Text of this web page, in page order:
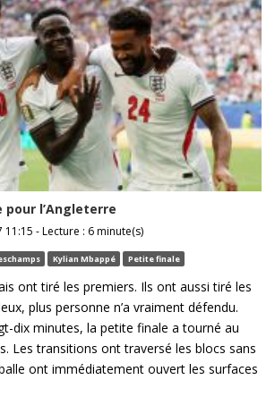
pour l’Angleterre
- Lecture : 6 minute(s)
Kylian Mbappé Petite finale
ont tiré les premiers. Ils ont aussi tiré les
plus personne n’a vraiment défendu.
dix minutes, la petite finale a tourné au
Les transitions ont traversé les blocs sans
ont immédiatement ouvert les surfaces